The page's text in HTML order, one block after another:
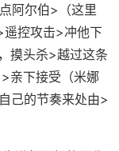
阿尔伯>（这里
控攻击>冲他下
摸头杀>越过这条
亲下接受（米娜
己的节奏来处由>